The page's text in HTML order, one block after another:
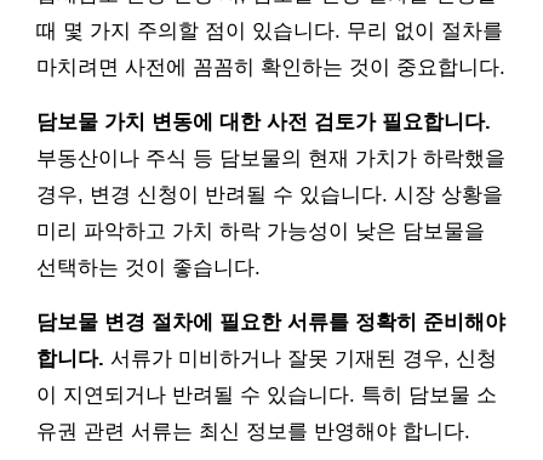
때 몇 가지 주의할 점이 있습니다. 무리 없이 절차를
마치려면 사전에 꼼꼼히 확인하는 것이 중요합니다.
담보물 가치 변동에 대한 사전 검토가 필요합니다.
부동산이나 주식 등 담보물의 현재 가치가 하락했을
경우, 변경 신청이 반려될 수 있습니다. 시장 상황을
미리 파악하고 가치 하락 가능성이 낮은 담보물을
선택하는 것이 좋습니다.
담보물 변경 절차에 필요한 서류를 정확히 준비해야
합니다. 서류가 미비하거나 잘못 기재된 경우, 신청
이 지연되거나 반려될 수 있습니다. 특히 담보물 소
유권 관련 서류는 최신 정보를 반영해야 합니다.